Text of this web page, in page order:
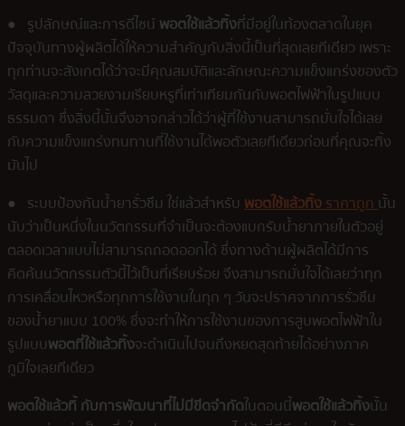
● รูปลักษณ์และการดีไซน์พอตใช้แล้วทิ้งที่มีอยู่ในท้องตลาดในยุค
ปัจจุบันทางผู้ผลิตได้ให้ความสำคัญกับสิ่งนี้เป็นที่สุดเลยทีเดียว เพราะ
ทุกท่านจะสังเกตได้ว่าจะมีคุณสมบัติและลักษณะความแข็งแกร่งของตัว
วัสดุและความสวยงามเรียบหรูที่เท่าเทียมกันกับพอตไฟฟ้าในรูปแบบ
ธรรมดา ซึ่งสิ่งนี้นั้นจึงอาจกล่าวได้ว่าผู้ที่ใช้งานสามารถมั่นใจได้เลย
กับความแข็งแกร่งทนทานที่ใช้งานได้พอตัวเลยทีเดียวก่อนที่คุณจะทิ้ง
มันไป
● ระบบป้องกันน้ำยารั่วซึม ใช่แล้วสำหรับ พอตใช้แล้วทิ้งราคาถูกนั้น
นับว่าเป็นหนึ่งในนวัตกรรมที่จำเป็นจะต้องแบกรับน้ำยาภายในตัวอยู่
ตลอดเวลาแบบไม่สามารถถอดออกได้ ซึ่งทางด้านผู้ผลิตได้มีการ
คิดค้นนวัตกรรมตัวนี้ไว้เป็นที่เรียบร้อย จึงสามารถมั่นใจได้เลยว่าทุก
การเคลื่อนไหวหรือทุกการใช้งานในทุก ๆ วันจะปราศจากการรั่วซึม
ของน้ำยาแบบ 100% ซึ่งจะทำให้การใช้งานของการสูบพอตไฟฟ้าใน
รูปแบบพอตที่ใช้แล้วทิ้งจะดำเนินไปจนถึงหยดสุดท้ายได้อย่างภาค
ภูมิใจเลยทีเดียว
พอตใช้แล้วทิ้ กับการพัฒนาที่ไม่มีขีดจำกัดในตอนนี้พอตใช้แล้วทิ้งนั้น